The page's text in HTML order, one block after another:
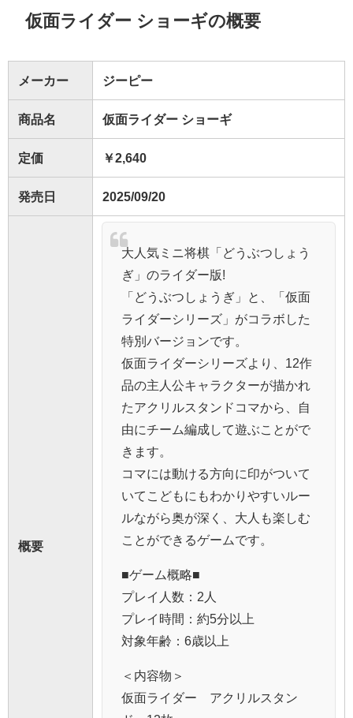
仮面ライダー ショーギの概要
メーカー ジーピー
商品名 仮面ライダー ショーギ
定価 ￥2,640
発売日 2025/09/20
概要
大人気ミニ将棋「どうぶつしょう
ぎ」のライダー版!
「どうぶつしょうぎ」と、「仮面
ライダーシリーズ」がコラボした
特別バージョンです。
仮面ライダーシリーズより、12作
品の主人公キャラクターが描かれ
たアクリルスタンドコマから、自
由にチーム編成して遊ぶことがで
きます。
コマには動ける方向に印がついて
いてこどもにもわかりやすいルー
ルながら奥が深く、大人も楽しむ
ことができるゲームです。
■ゲーム概略■
プレイ人数：2人
プレイ時間：約5分以上
対象年齢：6歳以上
＜内容物＞
仮面ライダー アクリルスタン